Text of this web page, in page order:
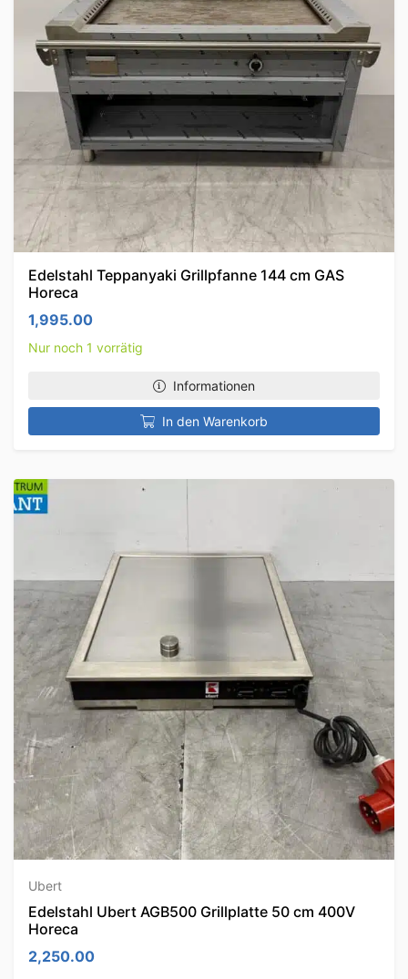
Edelstahl Teppanyaki Grillpfanne 144 cm GAS
Horeca
1,995.00
Nur noch 1 vorrätig
Informationen
In den Warenkorb
Ubert
Edelstahl Ubert AGB500 Grillplatte 50 cm 400V
Horeca
2,250.00